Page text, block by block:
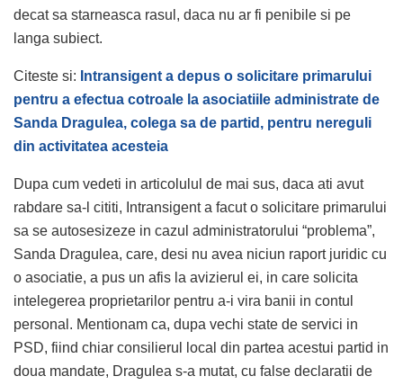
decat sa starneasca rasul, daca nu ar fi penibile si pe
langa subiect.
Citeste si: Intransigent a depus o solicitare primarului
pentru a efectua cotroale la asociatiile administrate de
Sanda Dragulea, colega sa de partid, pentru nereguli
din activitatea acesteia
Dupa cum vedeti in articolulul de mai sus, daca ati avut
rabdare sa-l cititi, Intransigent a facut o solicitare primarului
sa se autosesizeze in cazul administratorului “problema”,
Sanda Dragulea, care, desi nu avea niciun raport juridic cu
o asociatie, a pus un afis la avizierul ei, in care solicita
intelegerea proprietarilor pentru a-i vira banii in contul
personal. Mentionam ca, dupa vechi state de servici in
PSD, fiind chiar consilierul local din partea acestui partid in
doua mandate, Dragulea s-a mutat, cu false declaratii de